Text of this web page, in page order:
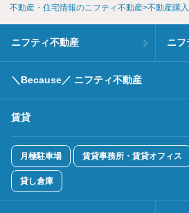
不動産・住宅情報のニフティ不動産 不動産購入
ニフティ不動産 ニフ
＼Because／ ニフティ不動産
賃貸
月極駐車場 賃貸事務所・賃貸オフィス
貸し倉庫